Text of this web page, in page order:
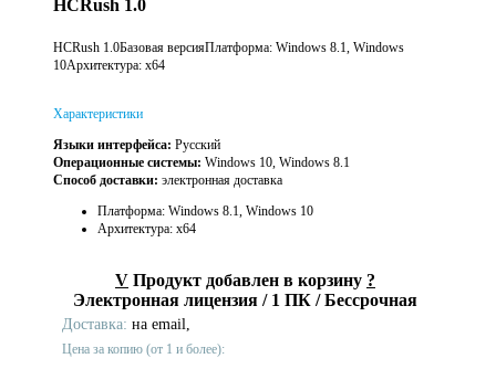
HCRush 1.0
HCRush 1.0Базовая версияПлатформа: Windows 8.1, Windows
10Архитектура: x64
Характеристики
Языки интерфейса: Русский
Операционные системы: Windows 10, Windows 8.1
Способ доставки: электронная доставка
Платформа: Windows 8.1, Windows 10
Архитектура: x64
V Продукт добавлен в корзину ?
Электронная лицензия / 1 ПК / Бессрочная
Доставка: на email,
Цена за копию (от 1 и более):